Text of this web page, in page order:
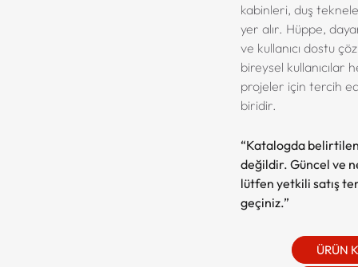
kabinleri, duş
yer alır. Hüppe,
ve kullanıcı dostu
bireysel kullanıcılar
projeler için tercih
biridir.
“Katalogda
değildir. Güncel ve
lütfen yetkili satış
geçiniz.”
ÜRÜN